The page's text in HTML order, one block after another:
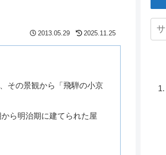
2013.05.29 2025.11.25
その景観から「飛騨の小京
ら明治期に建てられた屋